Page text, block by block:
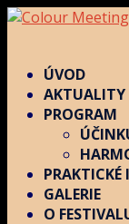
ÚVOD
AKTUALITY
PROGRAM
PRAKTICKÉ
GALERIE
O